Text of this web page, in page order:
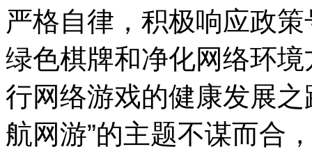
严格自律，积极响应政
绿色棋牌和净化网络环
行网络游戏的健康发展
航网游”的主题不谋而合